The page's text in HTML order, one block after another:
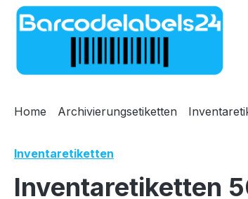
Hauptinhalt springen
Zur Suche springen
Zur Hauptnavigation springen
Home Archivierungsetiketten
Inventaretiketten
Inventaretiketten